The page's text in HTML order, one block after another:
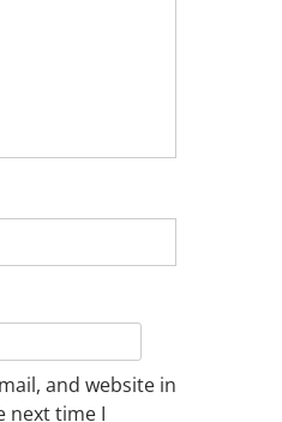
and website in
next time I